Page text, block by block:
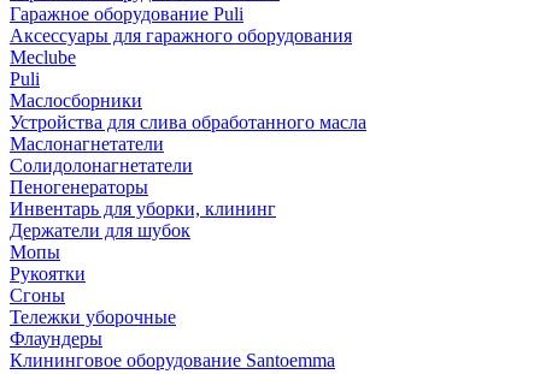
Гаражное оборудование Puli
Аксессуары для гаражного оборудования
Meclube
Puli
Маслосборники
Устройства для слива обработанного масла
Маслонагнетатели
Солидолонагнетатели
Пеногенераторы
Инвентарь для уборки, клининг
Держатели для шубок
Мопы
Рукоятки
Сгоны
Тележки уборочные
Флаундеры
Клининговое оборудование Santoemma